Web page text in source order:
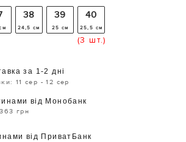
38
24,5 см
39
25 см
40
25,5 см
(3 шт.)
за 1-2 дні
11 сер - 12 сер
від Монобанк
грн
від ПриватБанк